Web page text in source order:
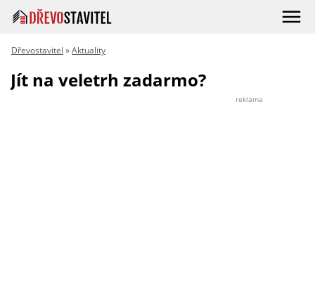
Dřevostavitel »Aktuality
Jít na veletrh zadarmo?
reklama